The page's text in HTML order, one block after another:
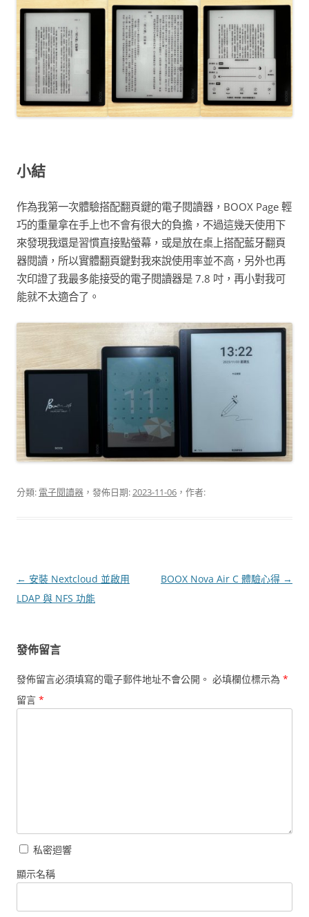
小結
作為我第一次體驗搭配翻頁鍵的電子閱讀器，BOOX Page 輕
巧的重量拿在手上也不會有很大的負擔，不過這幾天使用下
來發現我還是習慣直接點螢幕，或是放在桌上搭配藍牙翻頁
器閱讀，所以實體翻頁鍵對我來說使用率並不高，另外也再
次印證了我最多能接受的電子閱讀器是 7.8 吋，再小對我可
能就不太適合了。
分類: 電子閱讀器 ，發佈日期:2023-11-06 ，作者:
文
章
← 安裝 Nextcloud 並啟用
LDAP 與 NFS 功能
BOOX Nova Air C 體驗心得 →
發佈留言
發佈留言必須填寫的電子郵件地址不會公開。 必填欄位標示為 *
留言 *
私密迴響
顯示名稱